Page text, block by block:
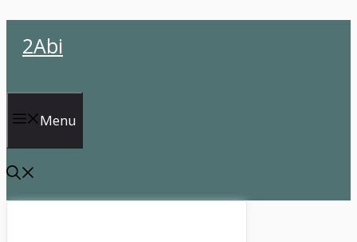
atla2Abi
Menu